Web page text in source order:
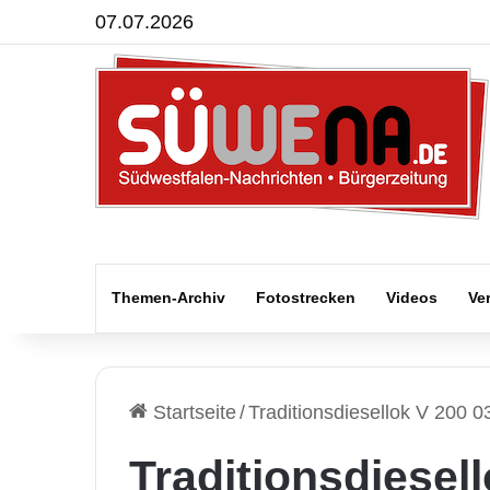
07.07.2026
Themen-Archiv Fotostrecken Videos
Startseite/Traditionsdiesellok V 200